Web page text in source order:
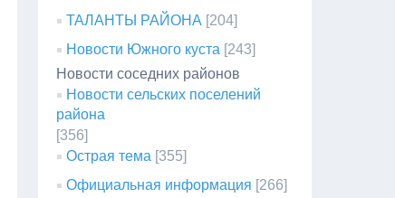
ТАЛАНТЫ РАЙОНА [204]
Новости Южного куста [243]
Новости соседних районов
Новости сельских поселений
района
[356]
Острая тема [355]
Официальная информация [266]